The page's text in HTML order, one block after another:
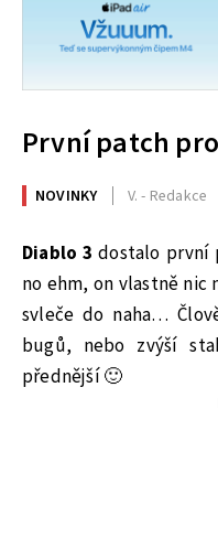
První patch
NOVINKY V. - Redakce
Diablo 3 dostalo první
no ehm, on vlastně nic
svleče do naha…
bugů, nebo zvýší
přednější 🙂